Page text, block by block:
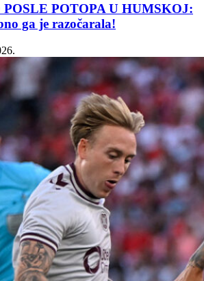
POTOPA U HUMSKOJ:
ga je razočarala!